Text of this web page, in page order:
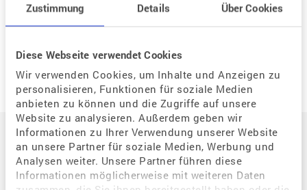
Zustimmung Details Über Cookies
Diese Webseite verwendet Cookies
Wir verwenden Cookies, um Inhalte und Anzeigen zu
personalisieren, Funktionen für soziale Medien
anbieten zu können und die Zugriffe auf unsere
Website zu analysieren. Außerdem geben wir
Informationen zu Ihrer Verwendung unserer Website
an unsere Partner für soziale Medien, Werbung und
Analysen weiter. Unsere Partner führen diese
Informationen möglicherweise mit weiteren Daten
Auf einen Blick
Der Weg zum eigenen Kind